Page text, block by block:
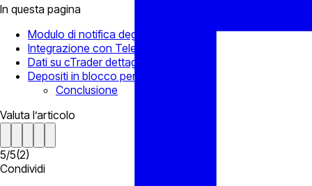
In questa pagina
Modulo di notifica degli eventi
Integrazione con Telegram
Dati su cTrader dettagliati
Depositi in blocco per account clienti
Conclusione
Valuta l’articolo
5/5(2)
Condividi